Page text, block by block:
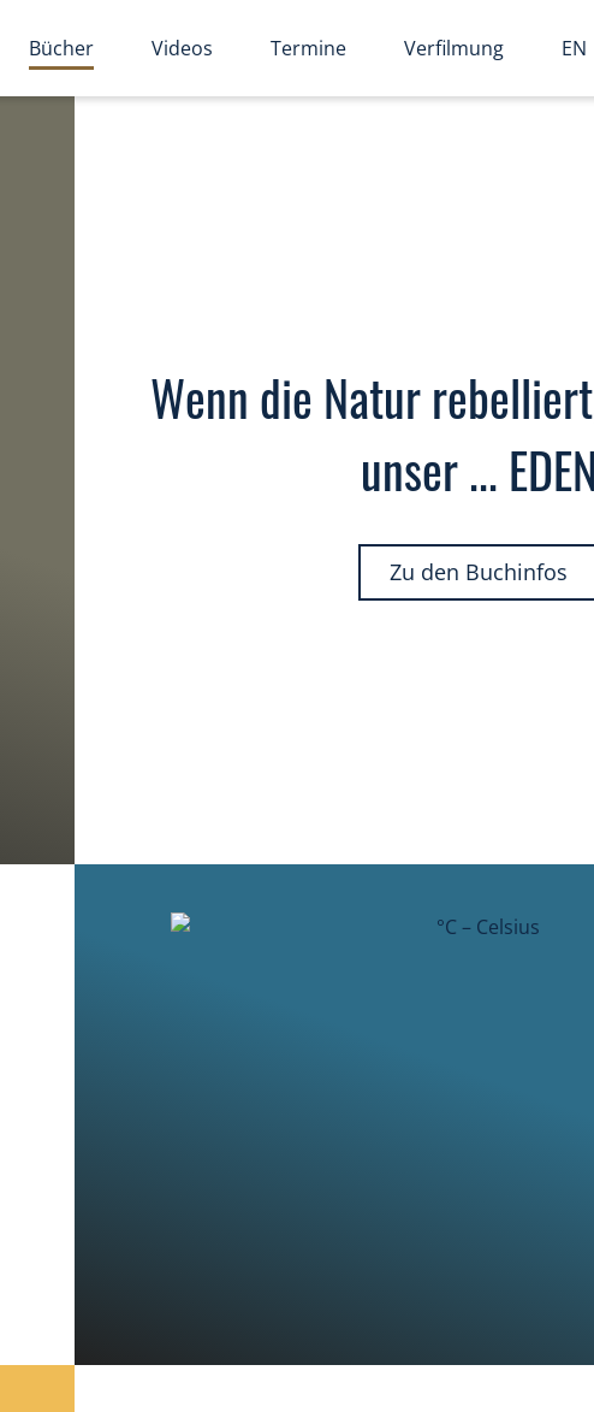
Bücher Videos Termine Verfilmung EN
Wenn die Natur
unser ... EDEN
Zu den Buchinfos